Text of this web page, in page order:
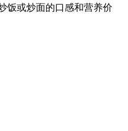
或炒面的口感和营养价